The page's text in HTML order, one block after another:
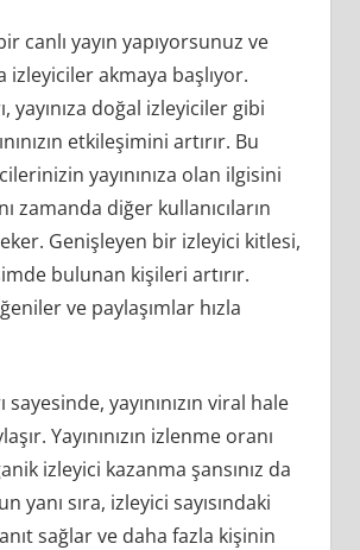
canlı yayın yapıyorsunuz ve
izleyiciler akmaya başlıyor.
yayınıza doğal izleyiciler gibi
etkileşimini artırır. Bu
yayınınıza olan ilgisini
zamanda diğer kullanıcıların
Genişleyen bir izleyici kitlesi,
bulunan kişileri artırır.
ve paylaşımlar hızla
yayınınızın viral hale
Yayınınızın izlenme oranı
izleyici kazanma şansınız da
yanı sıra, izleyici sayısındaki
sağlar ve daha fazla kişinin